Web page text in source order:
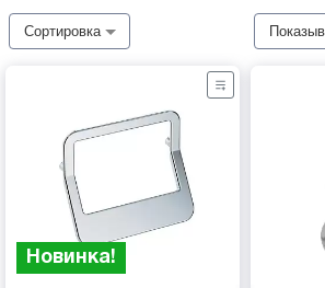
Сортировка
Новинка!